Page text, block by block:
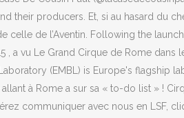
their producers. Et, si au hasard du
de l’Aventin. Following the
a vu Le Grand Cirque de Rome dans
(EMBL) is Europe's flagship
à Rome a sur sa « to-do list » !
communiquer avec nous en LSF,